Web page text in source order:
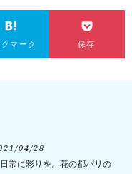
マーク 保存
04/28
常に彩りを。花の都パリの